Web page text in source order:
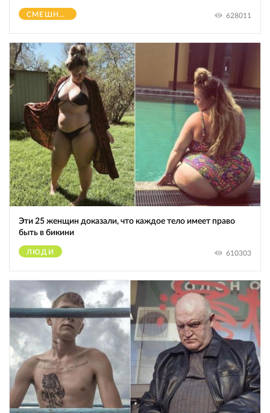
СМЕШНОЕ 628011
Эти 25 женщин доказали, что каждое тело имеет право
быть в бикини
ЛЮДИ 610303